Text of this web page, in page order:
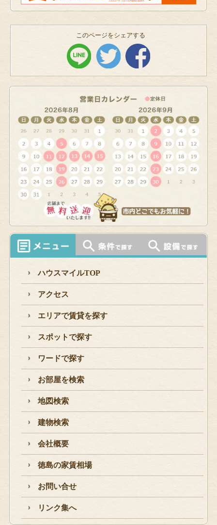
このページをシェアする
ハウスマイルTOP
アクセス
エリアで賃貸を探す
スポットで探す
ワードで探す
お部屋を検索
地図検索
建物検索
会社概要
徳島の家賃相場
お問い合せ
リンク集へ